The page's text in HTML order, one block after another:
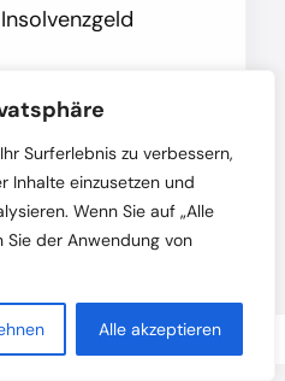
Surferlebnis zu verbessern,
Inhalte einzusetzen und
Wenn Sie auf „Alle
Sie der Anwendung von
Alle akzeptieren
erfahren